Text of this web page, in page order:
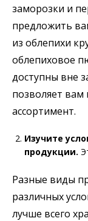
заморозки и
предложить
из облепихи
облепиховое
доступны вне
позволяет
ассортимент.
Изучите
продукции.
Разные виды
различных
лучше всего